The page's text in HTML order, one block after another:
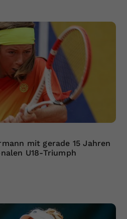
mit gerade 15 Jahren
U18-Triumph